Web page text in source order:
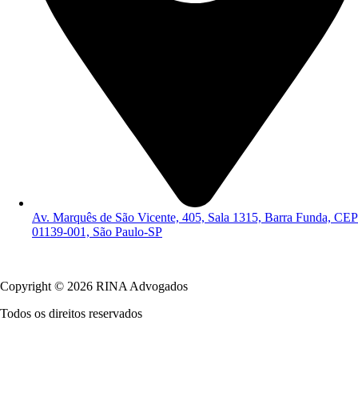
Av. Marquês de São Vicente, 405, Sala 1315, Barra Funda, CEP
01139-001, São Paulo-SP
Copyright © 2026 RINA Advogados
Todos os direitos reservados